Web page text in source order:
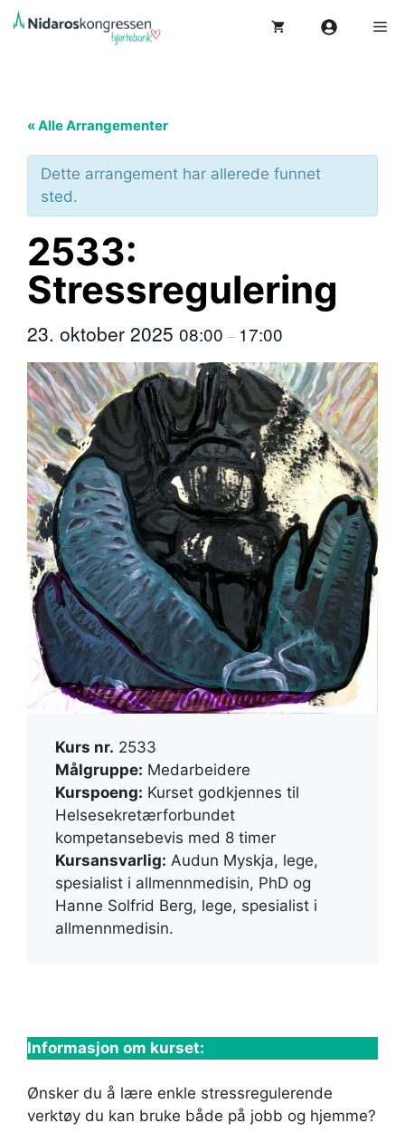
Hopp
« Alle Arrangementer
Dette arrangement har allerede funnet
sted.
2533:
Stressregulering
23. oktober 2025 08:00 – 17:00
Kurs nr. 2533
Målgruppe: Medarbeidere
Kurspoeng: Kurset godkjennes til
Helsesekretærforbundet
kompetansebevis med 8 timer
Kursansvarlig: Audun Myskja, lege,
spesialist i allmennmedisin, PhD og
Hanne Solfrid Berg, lege, spesialist i
allmennmedisin.
Informasjon om kurset:
Ønsker du å lære enkle stressregulerende
verktøy du kan bruke både på jobb og hjemme?